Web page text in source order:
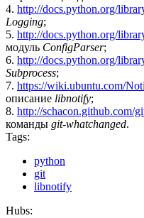
4. http://docs.python.org/
Logging;
5. http://docs.python.org/
модуль ConfigParser;
6. http://docs.python.org/
Subprocess;
7. https://wiki.ubuntu.com/
описание libnotify;
8. http://schacon.github.com/
команды git-whatchanged.
Tags:
python
git
libnotify
Hubs: